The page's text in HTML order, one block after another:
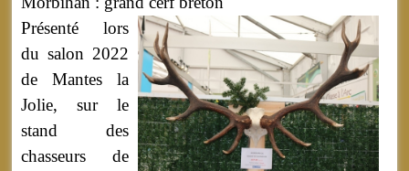
Présenté lors
du salon 2022
de Mantes la
Jolie, sur le
stand des
chasseurs de